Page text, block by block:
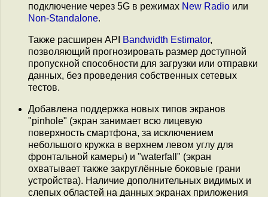
подключение через 5G в режимах New Radio или
Non-Standalone.
Также расширен API Bandwidth Estimator,
позволяющий прогнозировать размер доступной
пропускной способности для загрузки или отправки
данных, без проведения собственных сетевых
тестов.
Добавлена поддержка новых типов экранов
"pinhole" (экран занимает всю лицевую
поверхность смартфона, за исключением
небольшого кружка в верхнем левом углу для
фронтальной камеры) и "waterfall" (экран
охватывает также закруглённые боковые грани
устройства). Наличие дополнительных видимых и
слепых областей на данных экранах приложения